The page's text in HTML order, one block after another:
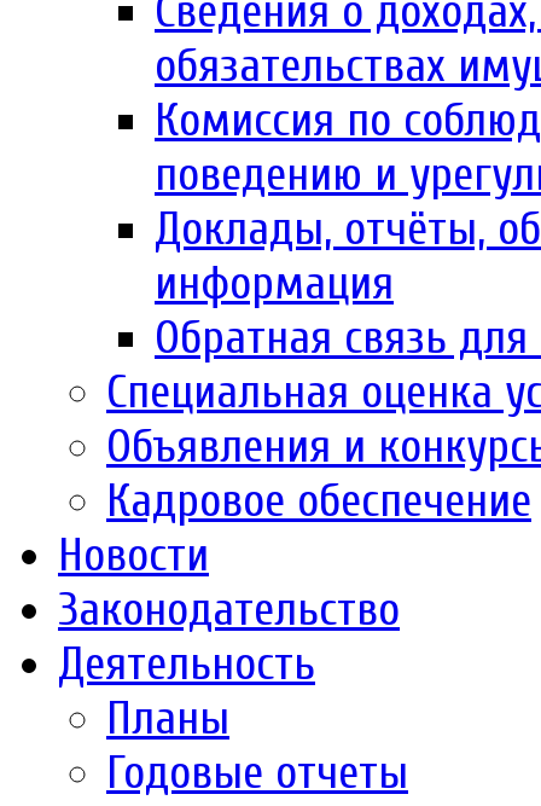
Сведения о
обязательствах
Комиссия по
поведению и
Доклады, отчёты,
информация
Обратная связь
Специальная оценка
Объявления и
Кадровое обеспечение
Новости
Законодательство
Деятельность
Планы
Годовые отчеты